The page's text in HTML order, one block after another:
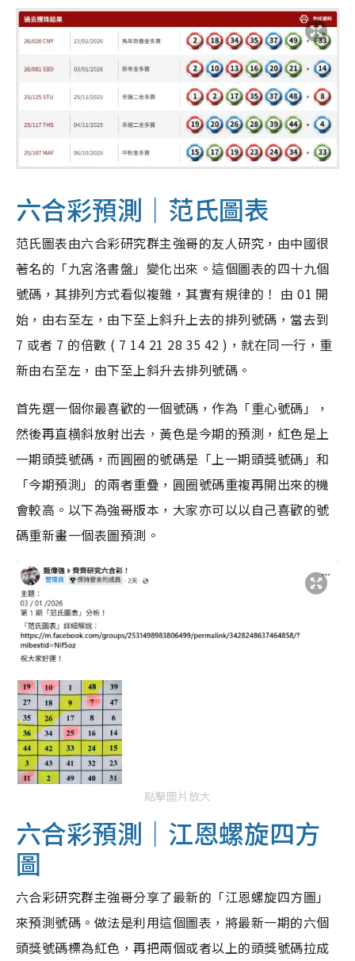
六合彩預測｜范氏圖表
范氏圖表由六合彩研究群主強哥的友人研究，由中國很
著名的「九宮洛書盤」變化出來。這個圖表的四十九個
號碼，其排列方式看似複雜，其實有規律的！ 由 01 開
始，由右至左，由下至上斜升上去的排列號碼，當去到
7 或者 7 的倍數 ( 7 14 21 28 35 42 )，就在同一行，重
新由右至左，由下至上斜升去排列號碼。
首先選一個你最喜歡的一個號碼，作為「重心號碼」，
然後再直横斜放射出去，黃色是今期的預測，紅色是上
一期頭獎號碼，而圓圈的號碼是「上一期頭獎號碼」和
「今期預測」的兩者重疊，圓圈號碼重複再開出來的機
會較高。以下為強哥版本，大家亦可以以自己喜歡的號
碼重新畫一個表圖預測。
點擊圖片放大
六合彩預測｜江恩螺旋四方
圖
六合彩研究群主強哥分享了最新的「江恩螺旋四方圖」
來預測號碼。做法是利用這個圖表，將最新一期的六個
頭獎號碼標為紅色，再把兩個或者以上的頭獎號碼拉成